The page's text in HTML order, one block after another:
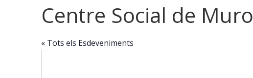
Centre Social de Muro
« Tots els Esdeveniments